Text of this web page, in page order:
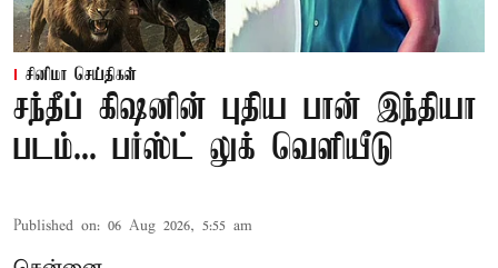
சினிமா செய்திகள்
சந்தீப் கிஷனின் புதிய பான் இந்தியா
படம்... பர்ஸ்ட் லுக் வெளியீடு
Published on: 06 Aug 2026, 5:55 am